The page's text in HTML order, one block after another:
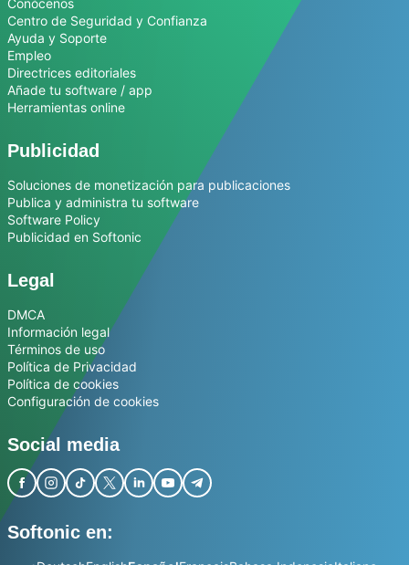
Centro de Seguridad y Confianza
Ayuda y Soporte
Empleo
Directrices editoriales
Añade tu software / app
Herramientas online
Publicidad
Soluciones de monetización para publicaciones
Publica y administra tu software
Software Policy
Publicidad en Softonic
Legal
DMCA
Información legal
Términos de uso
Política de Privacidad
Política de cookies
Configuración de cookies
Social media
Softonic en: